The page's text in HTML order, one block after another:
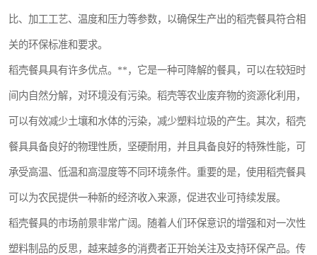
比、加工工艺、温度和压力等参数，以确保生产出的稻壳餐具符合相
关的环保标准和要求。
稻壳餐具具有许多优点。**，它是一种可降解的餐具，可以在较短时
间内自然分解，对环境没有污染。稻壳等农业废弃物的资源化利用，
可以有效减少土壤和水体的污染，减少塑料垃圾的产生。其次，稻壳
餐具具备良好的物理性质，坚硬耐用，并且具备良好的特殊性能，可
承受高温、低温和高湿度等不同环境条件。重要的是，使用稻壳餐具
可以为农民提供一种新的经济收入来源，促进农业可持续发展。
稻壳餐具的市场前景非常广阔。随着人们环保意识的增强和对一次性
塑料制品的反思，越来越多的消费者正开始关注及支持环保产品。传